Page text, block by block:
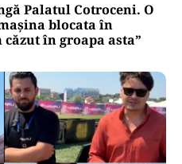
Palatul Cotroceni. O
blocata în
în groapa asta”